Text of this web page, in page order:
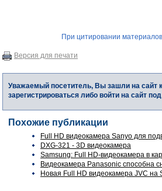
При цитировании
Версия для печати
Уважаемый посетитель, Вы зашли на сайт
зарегистрироваться либо войти на сайт
Похожие публикации
Full HD видеокамера Sanyo для
DXG-321 - 3D видеокамера
Samsung: Full HD-видеокамера в
Видеокамера Panasonic способна
Новая Full HD видеокамера JVC на